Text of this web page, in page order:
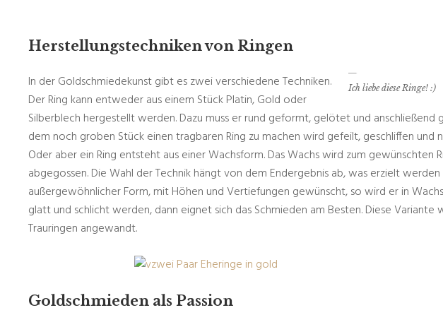
Herstellungstechniken von Ringen
Ich liebe diese Ringe! :)
In der Goldschmiedekunst gibt es zwei verschiedene Techniken.
Der Ring kann entweder aus einem Stück Platin, Gold oder
Silberblech hergestellt werden. Dazu muss er rund geformt, gelötet und anschließend
dem noch groben Stück einen tragbaren Ring zu machen wird gefeilt, geschliffen und
Oder aber ein Ring entsteht aus einer Wachsform. Das Wachs wird zum gewünschten
abgegossen. Die Wahl der Technik hängt von dem Endergebnis ab, was erzielt
außergewöhnlicher Form, mit Höhen und Vertiefungen gewünscht, so wird er in
glatt und schlicht werden, dann eignet sich das Schmieden am Besten. Diese Variante
Trauringen angewandt.
Goldschmieden als Passion